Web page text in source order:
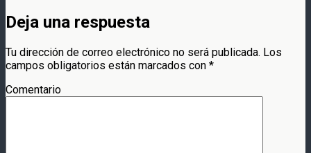
Deja una respuesta
Tu dirección de correo electrónico no será publicada. Los
campos obligatorios están marcados con *
Comentario